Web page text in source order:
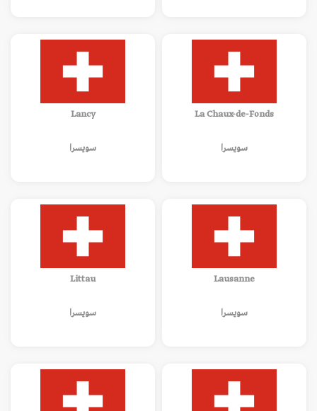
La Chaux-de-Fonds
سويسرا
Lancy
سويسرا
Lausanne
سويسرا
Littau
سويسرا